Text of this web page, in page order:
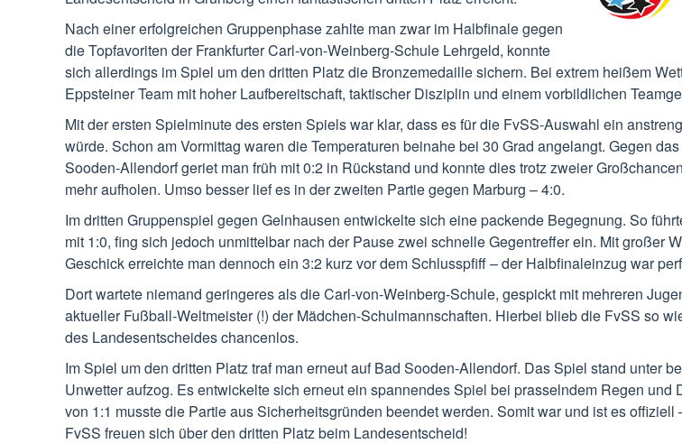
Nach einer erfolgreichen Gruppenphase zahlte man zwar im Halbfinale gegen
die Topfavoriten der Frankfurter Carl-von-Weinberg-Schule Lehrgeld, konnte
sich allerdings im Spiel um den dritten Platz die Bronzemedaille sichern. Bei extrem heißem
Eppsteiner Team mit hoher Laufbereitschaft, taktischer Disziplin und einem vorbildlichen
Mit der ersten Spielminute des ersten Spiels war klar, dass es für die FvSS-Auswahl ein
würde. Schon am Vormittag waren die Temperaturen beinahe bei 30 Grad angelangt. Gegen
Sooden-Allendorf geriet man früh mit 0:2 in Rückstand und konnte dies trotz zweier
mehr aufholen. Umso besser lief es in der zweiten Partie gegen Marburg – 4:0.
Im dritten Gruppenspiel gegen Gelnhausen entwickelte sich eine packende Begegnung. So
mit 1:0, fing sich jedoch unmittelbar nach der Pause zwei schnelle Gegentreffer ein. Mit großer
Geschick erreichte man dennoch ein 3:2 kurz vor dem Schlusspfiff – der Halbfinaleinzug war
Dort wartete niemand geringeres als die Carl-von-Weinberg-Schule, gespickt mit mehreren
aktueller Fußball-Weltmeister (!) der Mädchen-Schulmannschaften. Hierbei blieb die FvSS so
des Landesentscheides chancenlos.
Im Spiel um den dritten Platz traf man erneut auf Bad Sooden-Allendorf. Das Spiel stand unter
Unwetter aufzog. Es entwickelte sich erneut ein spannendes Spiel bei prasselndem Regen und
von 1:1 musste die Partie aus Sicherheitsgründen beendet werden. Somit war und ist es
FvSS freuen sich über den dritten Platz beim Landesentscheid!